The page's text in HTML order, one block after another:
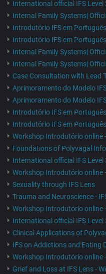
International official IFS Level
Internal Family Systems|
Introdutório IFS em
Introdutório IFS em
Internal Family Systems|
Internal Family Systems|
Case Consultation with Lead
Aprimoramento do Modelo
Aprimoramento do Modelo
Introdutório IFS em
Introdutório IFS em
Workshop Introdutório online
Foundations of Polyvagal
International official IFS Level
Workshop Introdutório online
Sexuality through IFS Lens
Trauma and Neuroscience -
Workshop Introdutório online
International official IFS Level
Clinical Applications of
IFS on Addictions and Eating
Workshop Introdutório online
Grief and Loss at IFS Lens -